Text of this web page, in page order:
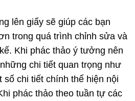
lên giấy sẽ giúp các bạn
trong quá trình chỉnh sửa và
Khi phác thảo ý tưởng nên
chi tiết quan trọng như
số chi tiết chính thể hiện nội
phác thảo theo tuần tự các